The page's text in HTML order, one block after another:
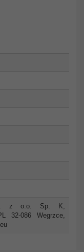
z o.o. Sp. K,
32-086 Wegrzce,